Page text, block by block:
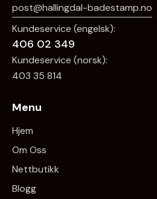
post@hallingdal-badestamp.no
Kundeservice (engelsk):
406 02 349
Kundeservice (norsk):
403 35 814
Menu
Hjem
Om Oss
Nettbutikk
Blogg